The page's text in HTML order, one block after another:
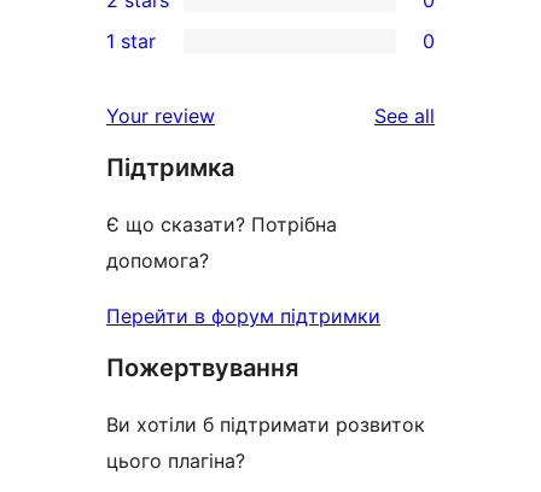
star
reviews
3-
star
2-
reviews
star
reviews
1 star 0
Your review See all
Підтримка
Є що сказати? Потрібна
допомога?
Перейти в форум підтримки
Пожертвування
Ви хотіли б підтримати розвиток
цього плагіна?